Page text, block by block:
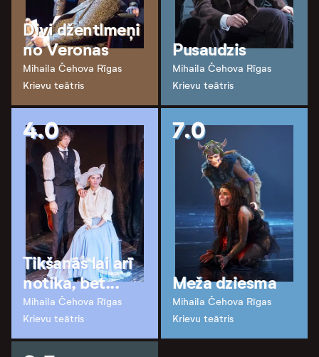
Divi džentlmeņi
no Veronas
Mihaila Čehova Rīgas
Krievu teātris
Pusaudzis
Mihaila Čehova Rīgas
Krievu teātris
4.0
Tikšanās lai arī
notika, bet...
Mihaila Čehova Rīgas
Krievu teātris
7.0
Meža dziesma
Mihaila Čehova Rīgas
Krievu teātris